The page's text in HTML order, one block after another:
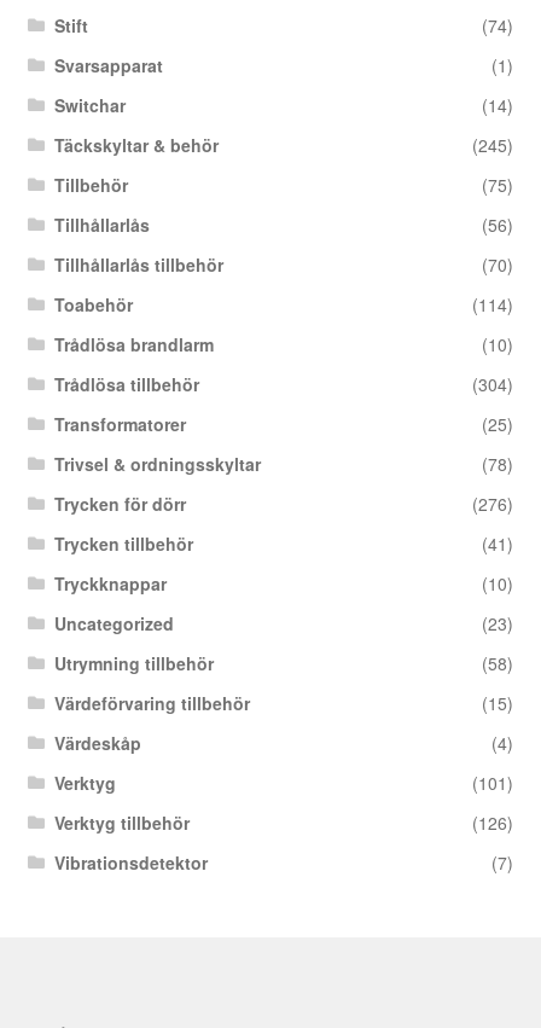
Stift
(74)
Svarsapparat
(1)
Switchar
(14)
Täckskyltar & behör
(245)
Tillbehör
(75)
Tillhållarlås
(56)
Tillhållarlås tillbehör
(70)
Toabehör
(114)
Trådlösa brandlarm
(10)
Trådlösa tillbehör
(304)
Transformatorer
(25)
Trivsel & ordningsskyltar
(78)
Trycken för dörr
(276)
Trycken tillbehör
(41)
Tryckknappar
(10)
Uncategorized
(23)
Utrymning tillbehör
(58)
Värdeförvaring tillbehör
(15)
Värdeskåp
(4)
Verktyg
(101)
Verktyg tillbehör
(126)
Vibrationsdetektor
(7)